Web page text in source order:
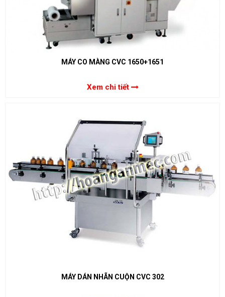
MÁY CO MÀNG CVC 1650+1651
Xem chi tiết
MÁY DÁN NHÃN CUỘN CVC 302